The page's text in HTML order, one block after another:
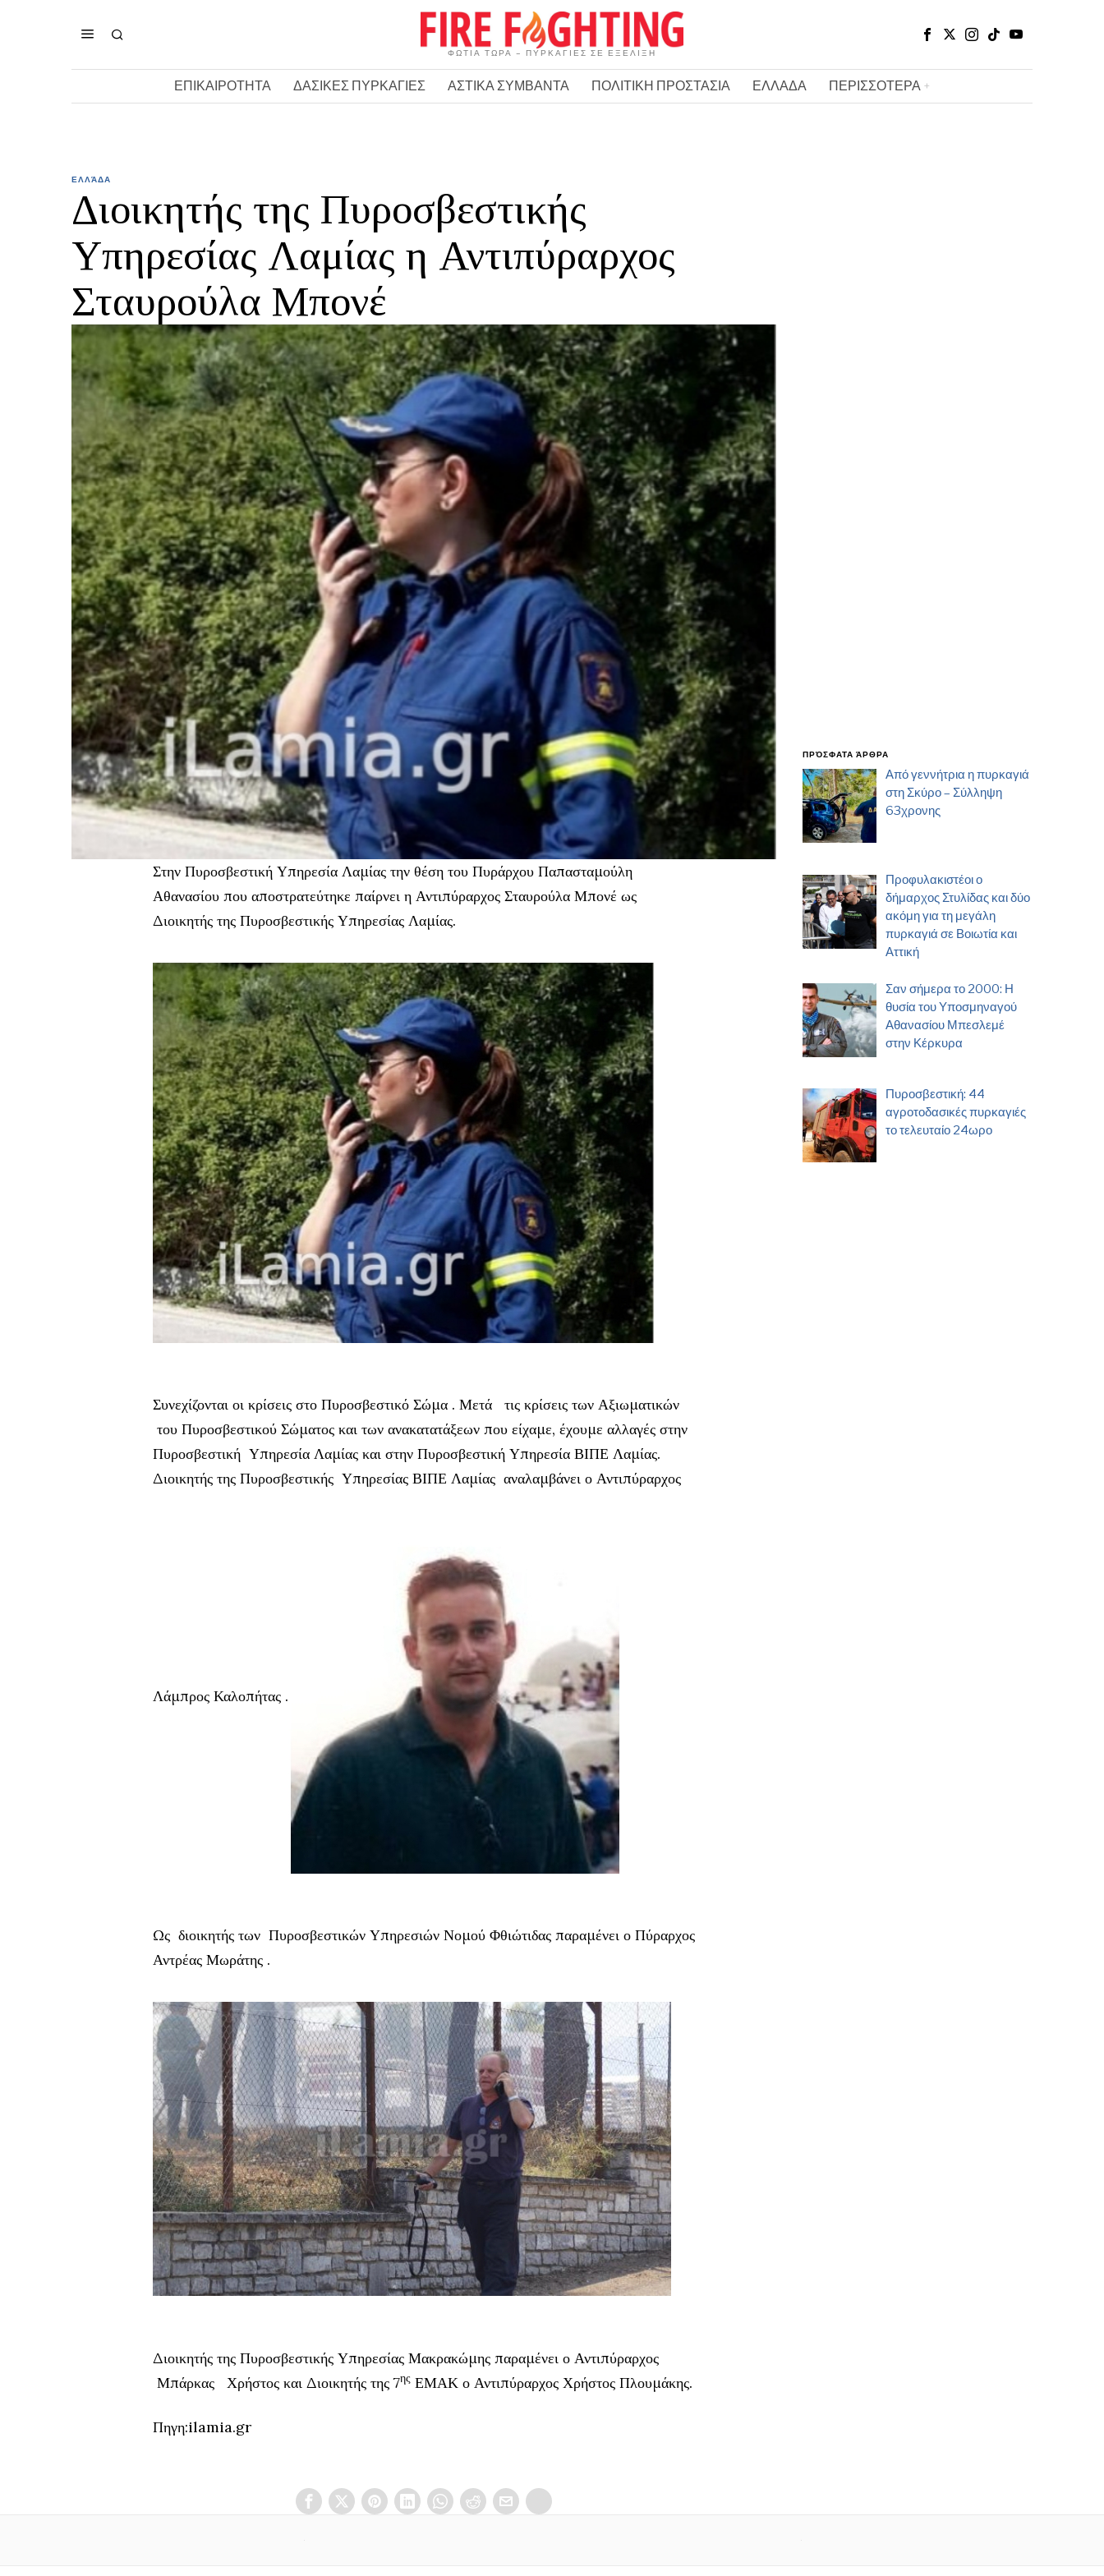
ΦΩΤΙΑ ΤΩΡΑ – ΠΥΡΚΑΓΙΕΣ ΣΕ ΕΞΕΛΙΞΗ
ΕΠΙΚΑΙΡΟΤΗΤΑ ΔΑΣΙΚΕΣ ΠΥΡΚΑΓΙΕΣ ΑΣΤΙΚΑ ΣΥΜΒΑΝΤΑ ΠΟΛΙΤΙΚΗ ΠΡΟΣΤΑΣΙΑ ΕΛΛΑΔΑ ΠΕΡΙΣΣΟΤΕΡΑ
ΕΛΛΆΔΑ
Διοικητής της Πυροσβεστικής
Υπηρεσίας Λαμίας η Αντιπύραρχος
Σταυρούλα Μπονέ
Στην Πυροσβεστική Υπηρεσία Λαμίας την θέση του Πυράρχου Παπασταμούλη
Αθανασίου που αποστρατεύτηκε παίρνει η Αντιπύραρχος Σταυρούλα Μπονέ ως
Διοικητής της Πυροσβεστικής Υπηρεσίας Λαμίας.
Συνεχίζονται οι κρίσεις στο Πυροσβεστικό Σώμα . Μετά τις κρίσεις των Αξιωματικών
του Πυροσβεστικού Σώματος και των ανακατατάξεων που είχαμε, έχουμε αλλαγές στην
Πυροσβεστική Υπηρεσία Λαμίας και στην Πυροσβεστική Υπηρεσία ΒΙΠΕ Λαμίας.
Διοικητής της Πυροσβεστικής Υπηρεσίας ΒΙΠΕ Λαμίας αναλαμβάνει ο Αντιπύραρχος
Λάμπρος Καλοπήτας .
Ως διοικητής των Πυροσβεστικών Υπηρεσιών Νομού Φθιώτιδας παραμένει ο Πύραρχος
Αντρέας Μωράτης .
Διοικητής της Πυροσβεστικής Υπηρεσίας Μακρακώμης παραμένει ο Αντιπύραρχος
Μπάρκας Χρήστος και Διοικητής της 7ης ΕΜΑΚ ο Αντιπύραρχος Χρήστος Πλουμάκης.
Πηγη:ilamia.gr
ΠΡΌΣΦΑΤΑ ΆΡΘΡΑ
Από γεννήτρια η πυρκαγιά
στη Σκύρο – Σύλληψη
63χρονης
Προφυλακιστέοι ο
δήμαρχος Στυλίδας και δύο
ακόμη για τη μεγάλη
πυρκαγιά σε Βοιωτία και
Αττική
Σαν σήμερα το 2000: Η
θυσία του Υποσμηναγού
Αθανασίου Μπεσλεμέ
στην Κέρκυρα
Πυροσβεστική: 44
αγροτοδασικές πυρκαγιές
το τελευταίο 24ωρο